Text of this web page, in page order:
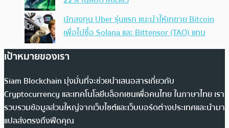
นักลงทุน Uber รุ่นแรก แนะนำให้เทขาย Bitcoin
เพื่อไปซื้อ Solana และ Bittensor (TAO) แทน
เป้าหมายของเรา
Siam Blockchain มุ่งมั่นที่จะช่วยนำเสนอสารเกี่ยวกับ
Cryptocurrency และเทคโนโลยีบล็อกเชนเพื่อคนไทย ในภาษาไทย เรา
รวบรวมข้อมูลส่วนใหญ่จากเว็บไซต์และเว็บบอร์ดต่างประเทศและนำมา
แปลส่งตรงถึงฟีดคุณ